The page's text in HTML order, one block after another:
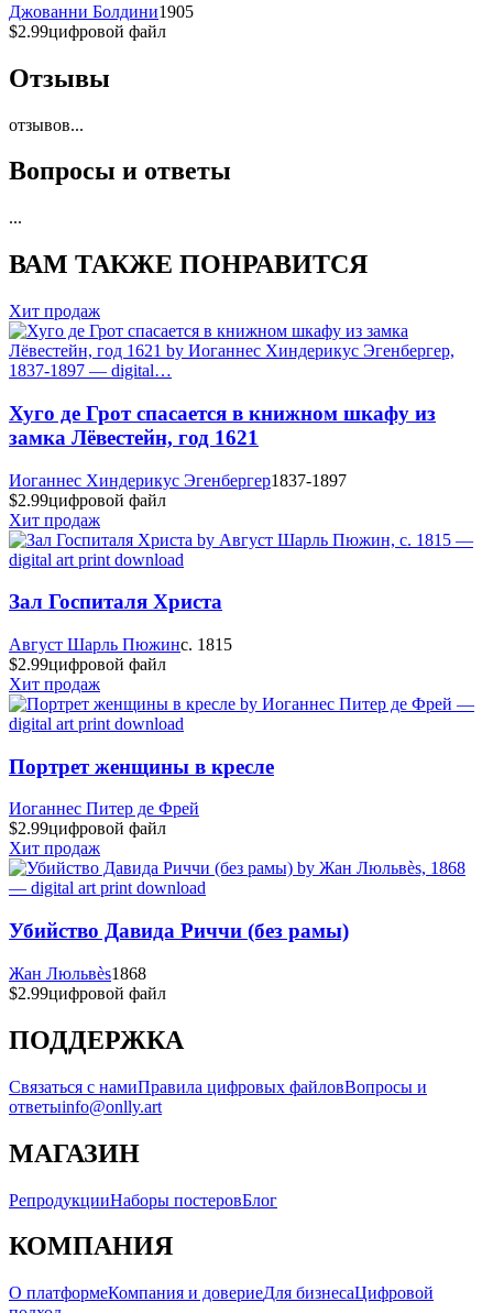
Джованни Болдини1905
$2.99цифровой файл
Отзывы
отзывов...
Вопросы и ответы
...
ВАМ ТАКЖЕ ПОНРАВИТСЯ
Хит продаж
Хуго де Грот спасается в книжном шкафу из
замка Лёвестейн, год 1621
Иоганнес Хиндерикус Эгенбергер1837-1897
$2.99цифровой файл
Хит продаж
Зал Госпиталя Христа
Август Шарль Пюжинc. 1815
$2.99цифровой файл
Хит продаж
Портрет женщины в кресле
Иоганнес Питер де Фрей
$2.99цифровой файл
Хит продаж
Убийство Давида Риччи (без рамы)
Жан Люльвès1868
$2.99цифровой файл
ПОДДЕРЖКА
Связаться с намиПравила цифровых файловВопросы и
ответыinfo@onlly.art
МАГАЗИН
РепродукцииНаборы постеровБлог
КОМПАНИЯ
О платформеКомпания и довериеДля бизнесаЦифровой